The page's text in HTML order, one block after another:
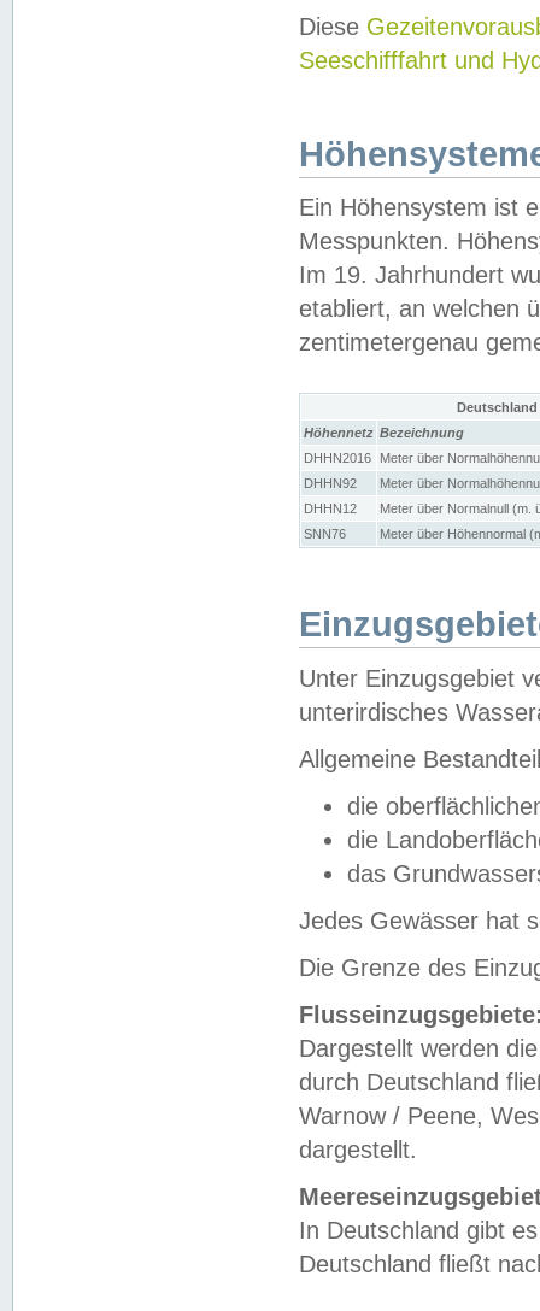
Diese
Seeschifffahrt und
Ein Höhensystem ist
Messpunkten.
Im 19. Jahrhundert
etabliert, an welchen
zentimetergenau
Höhennetz Bezeichnung
DHHN2016
Meter über
DHHN92
Meter über
DHHN12
Meter über Normalnull (m.
SNN76
Meter über Höhennormal
Unter Einzugsgebiet
unterirdisches
Allgemeine
die
die
das
Jedes Gewässer hat
Die Grenze des
Dargestellt werden
durch Deutschland
Warnow / Peene,
dargestellt.
In Deutschland gibt
Deutschland fließt